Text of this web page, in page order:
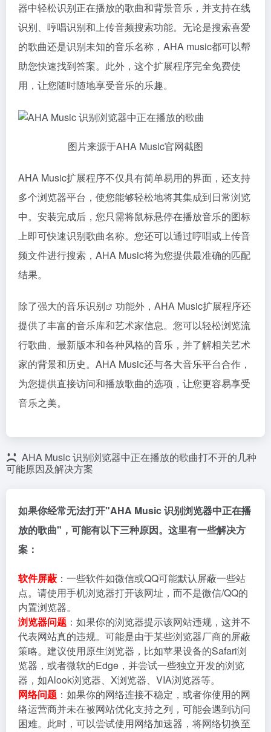
器中轻松识别正在播放的歌曲和背景音乐，并支持在线
识别、哼唱识别和上传音频搜索功能。无论是搜索喜爱
的歌曲还是识别未知的音乐名称，AHA music都可以帮
助您快速找到答案。此外，这个扩展程序完全免费使
用，让您随时随地享受音乐的乐趣。
图片来源于AHA Music官网截图
AHA Music扩展程序不仅具有简单易用的界面，还支持
多个浏览器平台，使您能够轻松地将其集成到日常浏览
中。安装完成后，您只需将鼠标悬停在播放音乐的图标
上即可快速识别歌曲名称。您还可以通过哼唱或上传音
频文件进行搜索，AHA Music将为您提供最准确的匹配
结果。
除了强大的音乐识别
功能外，AHA Music扩展程序还
提供了丰富的音乐库和艺术家信息。您可以轻松浏览流
行歌曲、最新版本和各种风格的音乐，并了解相关艺术
家的背景和历史。AHA Music还与各大音乐平台合作，
为您提供直接访问和播放歌曲的选项，让您更容易享受
音乐之美。
AHA Music 识别浏览器中正在播放的歌曲打不开的几种
可能原因及解决方案
如果你经常无法打开"AHA Music 识别浏览器中正在播
放的歌曲"，可能有以下三种原因。这里有一些解决方
案：
软件屏蔽 ：一些软件如微信或QQ可能默认屏蔽一些站
点。请使用手机浏览器打开该网址，而不是微信/QQ的
内置浏览器。
浏览器问题 ：如果你的浏览器提示该网站违规，这并不
代表网站真的违规。可能是由于某些浏览器厂商的屏蔽
策略。建议使用原生浏览器，比如苹果设备的Safari浏
览器，或者微软的Edge，并尝试一些独立开发的浏览
器，如Alook浏览器、X浏览器、VIA浏览器等。
网络问题 ：如果你的网络连接不稳定，或者你使用的网
络运营商并未在被网站优化支持之列，可能会遇到访问
困难。此时，可以尝试使用网络加速器，将网络切换至